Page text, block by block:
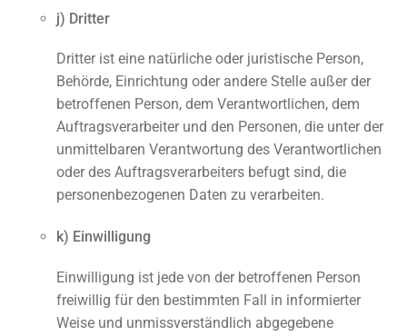
j) Dritter
Dritter ist eine natürliche oder juristische Person,
Behörde, Einrichtung oder andere Stelle außer der
betroffenen Person, dem Verantwortlichen, dem
Auftragsverarbeiter und den Personen, die unter der
unmittelbaren Verantwortung des Verantwortlichen
oder des Auftragsverarbeiters befugt sind, die
personenbezogenen Daten zu verarbeiten.
k) Einwilligung
Einwilligung ist jede von der betroffenen Person
freiwillig für den bestimmten Fall in informierter
Weise und unmissverständlich abgegebene